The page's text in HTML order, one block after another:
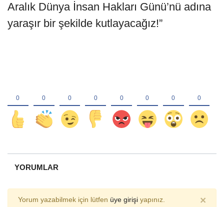
Aralık Dünya İnsan Hakları Günü’nü adına
yaraşır bir şekilde kutlayacağız!”
YORUMLAR
Yorum yazabilmek için lütfen üye girişi yapınız. ×